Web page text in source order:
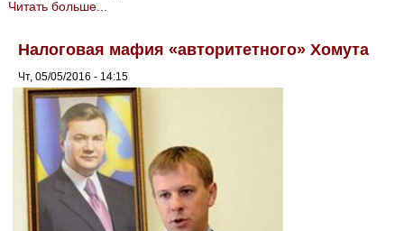
Читать больше...
Налоговая мафия «авторитетного» Хомута
Чт, 05/05/2016 - 14:15